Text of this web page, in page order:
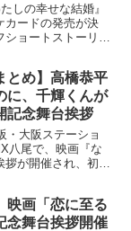
しの幸せな結婚』
カードの発売が決
ョートストーリ
とめ】高橋恭平
に、千輝くんが
記念舞台挨拶
・大阪ステーショ
八尾で、映画『な
拶が開催され、初主
映画「恋に至る
念舞台挨拶開催